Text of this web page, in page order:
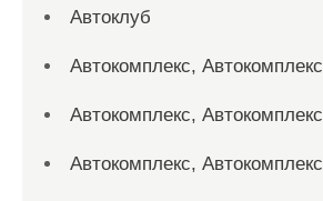
Автоклуб
Автокомплекс, Автокомплекс
Автокомплекс, Автокомплекс
Автокомплекс, Автокомплекс